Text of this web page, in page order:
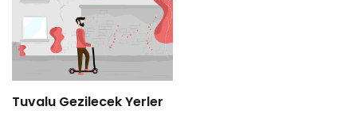
Tuvalu Gezilecek Yerler